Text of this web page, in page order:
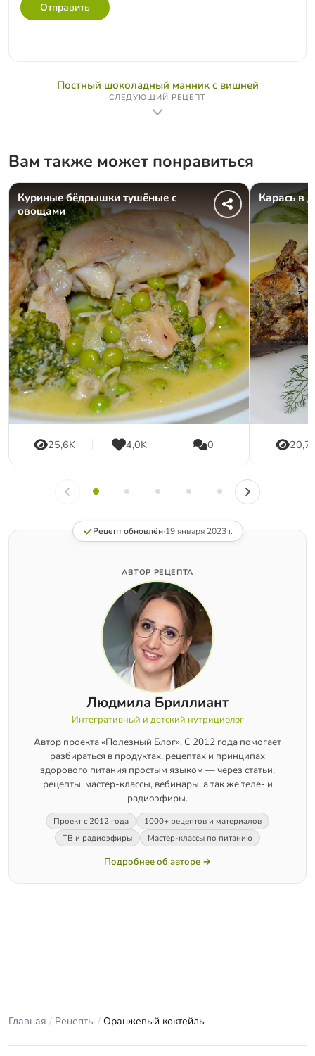
Отправить
Постный шоколадный манник с вишней
СЛЕДУЮЩИЙ РЕЦЕПТ
Вам также может понравиться
Куриные бёдрышки тушёные с
овощами
25,6K 4,0K 0
Карась в
Рецепт обновлён·19 января 2023 г.
АВТОР РЕЦЕПТА
Людмила Бриллиант
Интегративный и детский нутрициолог
Автор проекта «Полезный Блог». С 2012 года помогает
разбираться в продуктах, рецептах и принципах
здорового питания простым языком — через статьи,
рецепты, мастер-классы, вебинары, а так же теле- и
радиоэфиры.
Проект с 2012 года
1000+ рецептов и материалов
ТВ и радиоэфиры
Мастер-классы по питанию
Подробнее об авторе →
Главная / Рецепты / Оранжевый коктейль